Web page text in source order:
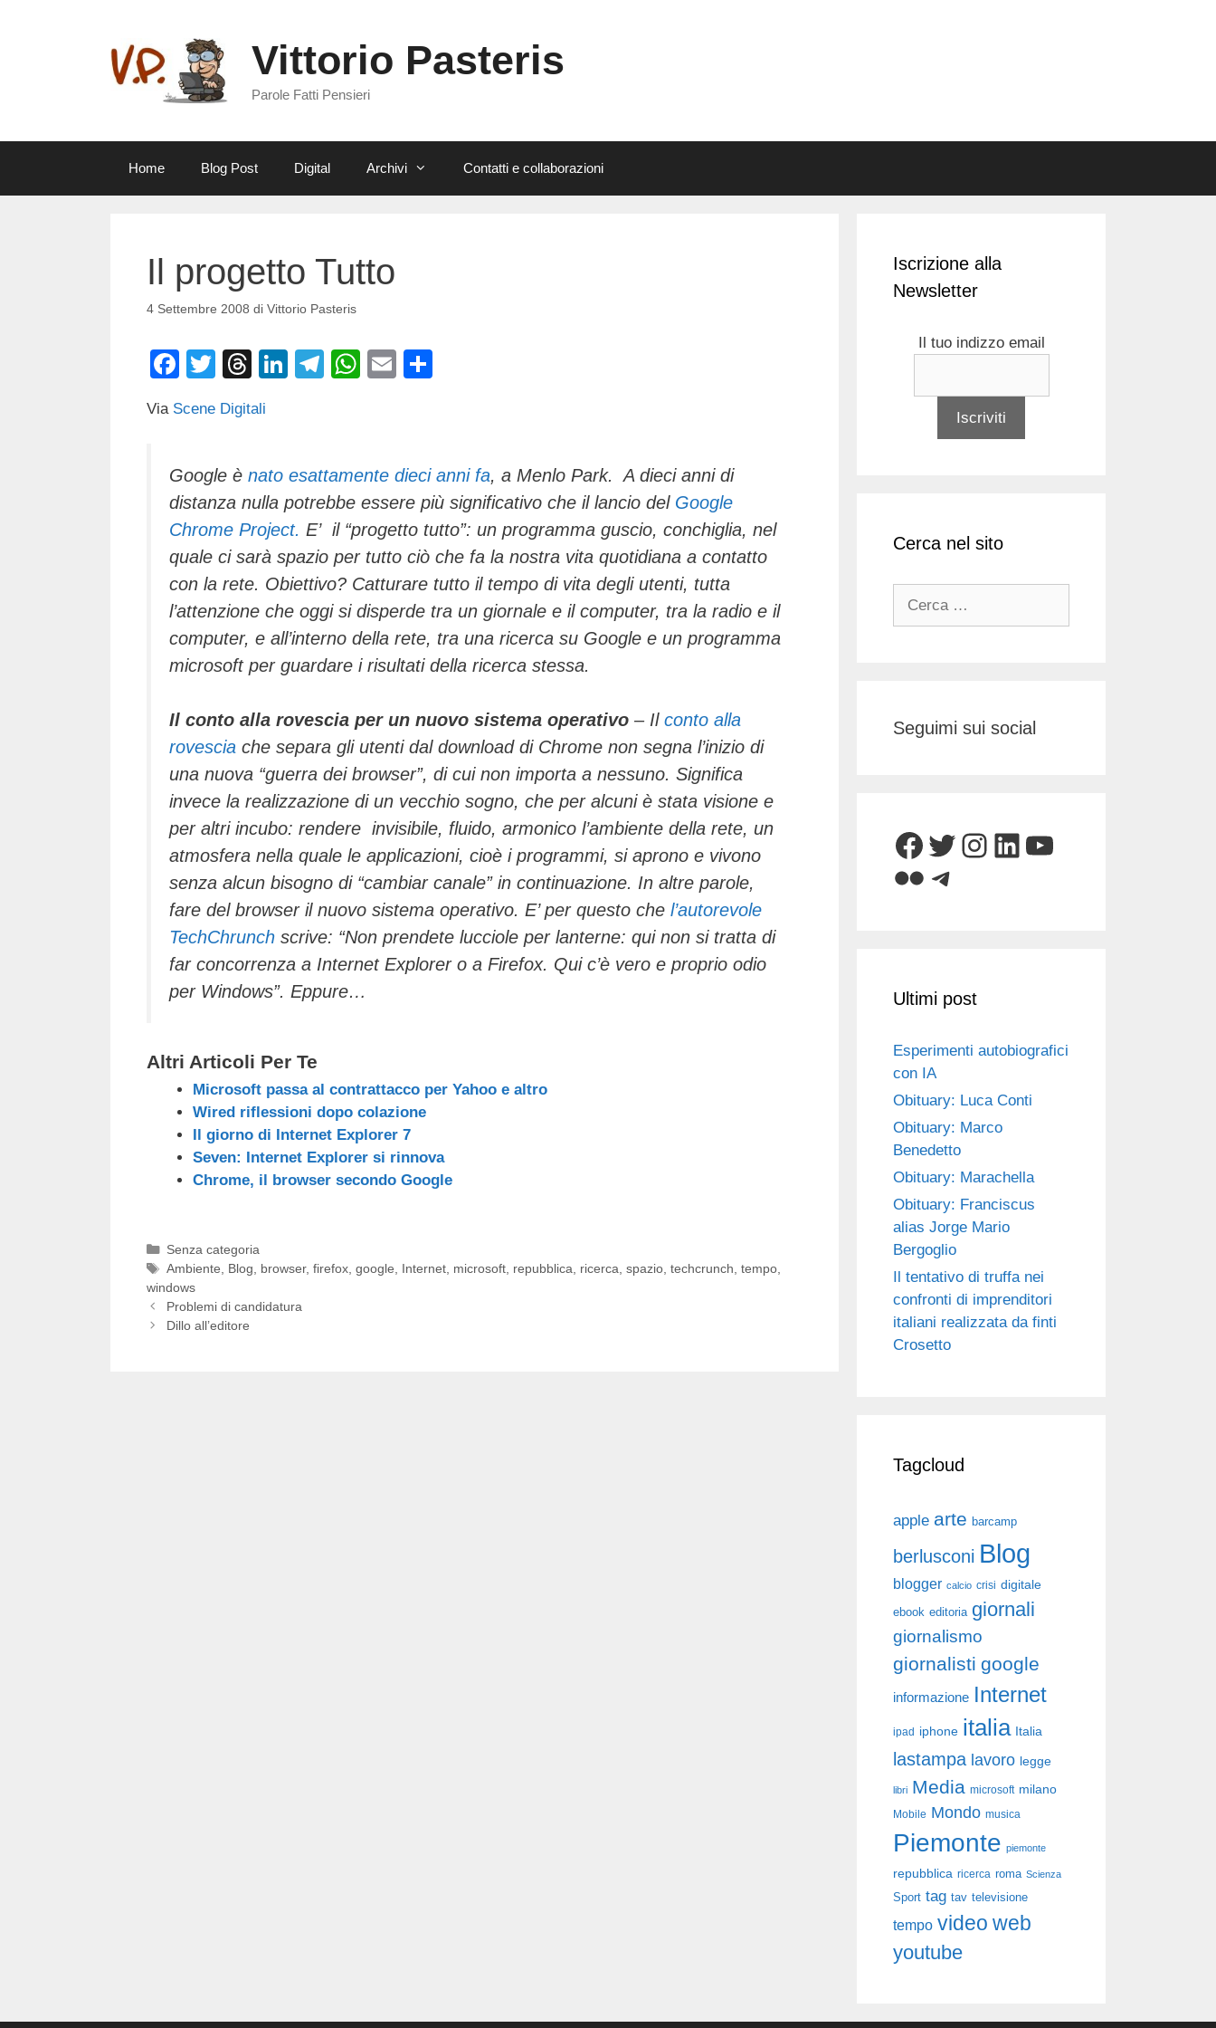
Vittorio Pasteris
Parole Fatti Pensieri
Home Blog Post Digital Archivi Contatti e collaborazioni
Il progetto Tutto
4 Settembre 2008 di Vittorio Pasteris
F
c
b
o
o
k
T
tt
T
e
d
s
Li
dI
n
T
a
m
W
A
p
p
E
vi
di
Via Scene Digitali
Google è nato esattamente dieci anni fa, a Menlo Park. A dieci anni di
distanza nulla potrebbe essere più significativo che il lancio del Google
Chrome Project. E’ il “progetto tutto”: un programma guscio, conchiglia, nel
quale ci sarà spazio per tutto ciò che fa la nostra vita quotidiana a contatto
con la rete. Obiettivo? Catturare tutto il tempo di vita degli utenti, tutta
l’attenzione che oggi si disperde tra un giornale e il computer, tra la radio e il
computer, e all’interno della rete, tra una ricerca su Google e un programma
microsoft per guardare i risultati della ricerca stessa.
Il conto alla rovescia per un nuovo sistema operativo – Ilconto alla
rovescia che separa gli utenti dal download di Chrome non segna l’inizio di
una nuova “guerra dei browser”, di cui non importa a nessuno. Significa
invece la realizzazione di un vecchio sogno, che per alcuni è stata visione e
per altri incubo: rendere invisibile, fluido, armonico l’ambiente della rete, un
atmosfera nella quale le applicazioni, cioè i programmi, si aprono e vivono
senza alcun bisogno di “cambiar canale” in continuazione. In altre parole,
fare del browser il nuovo sistema operativo. E’ per questo che l’autorevole
TechChrunch scrive: “Non prendete lucciole per lanterne: qui non si tratta di
far concorrenza a Internet Explorer o a Firefox. Qui c’è vero e proprio odio
per Windows”. Eppure…
Altri Articoli Per Te
Microsoft passa al contrattacco per Yahoo e altro
Wired riflessioni dopo colazione
Il giorno di Internet Explorer 7
Seven: Internet Explorer si rinnova
Chrome, il browser secondo Google
Categorie
Senza categoria
Tag
Ambiente, Blog, browser, firefox, google, Internet, microsoft, repubblica, ricerca, spazio, techcrunch, tempo,
windows
Problemi di candidatura
Dillo all’editore
Iscrizione alla
Newsletter
Il tuo indizzo email
Cerca nel sito
Seguimi sui social
Facebook
Twitter
Instagram
LinkedIn
YouTube
FlickrTelegram
Ultimi post
Esperimenti autobiografici
con IA
Obituary: Luca Conti
Obituary: Marco
Benedetto
Obituary: Marachella
Obituary: Franciscus
alias Jorge Mario
Bergoglio
Il tentativo di truffa nei
confronti di imprenditori
italiani realizzata da finti
Crosetto
Tagcloud
apple arte barcamp
berlusconi Blog
blogger calcio crisi digitale
ebook editoria giornali
giornalismo
giornalisti google
informazione Internet
ipad iphone italia Italia
lastampa lavoro legge
libri Media microsoft milano
Mobile Mondo musica
Piemonte piemonte
repubblica ricerca roma Scienza
Sport tag tav televisione
tempo video web
youtube